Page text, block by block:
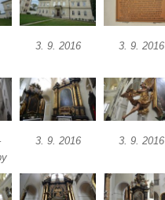
žida
cesta Římov – VIII. kaple – Kristus
a ze zahrady vyhnán
cesta Římov – VI. kaple – Olivetská
zahrada)
cesta Římov – V. kaple – Smutná
3. 9. 2016 3. 9. 2016
3. 9. 2016 3. 9. 2016